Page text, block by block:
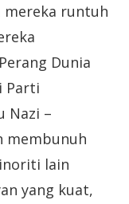
mereka runtuh
Dunia
Parti
Nazi –
membunuh
lain
yang kuat,